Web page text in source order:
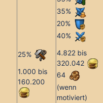
25%
1.000 bis
160.200
35%
20%
40%
4.822 bis
320.042
64
(wenn
motiviert)